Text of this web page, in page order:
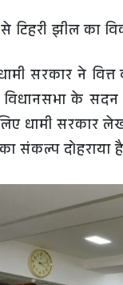
टिहरी झील का
सरकार ने
विधानसभा के
धामी सरकार
दोहराया